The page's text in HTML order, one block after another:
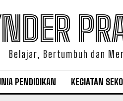
Belajar, Bertumbuh dan
PENDIDIKAN KEGIATAN